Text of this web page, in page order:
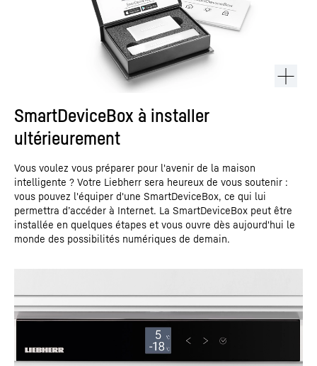
SmartDeviceBox à installer
ultérieurement
Vous voulez vous préparer pour l'avenir de la maison
intelligente ? Votre Liebherr sera heureux de vous soutenir :
vous pouvez l'équiper d'une SmartDeviceBox, ce qui lui
permettra d’accéder à Internet. La SmartDeviceBox peut être
installée en quelques étapes et vous ouvre dès aujourd'hui le
monde des possibilités numériques de demain.